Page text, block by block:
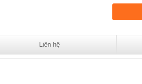
Liên hệ